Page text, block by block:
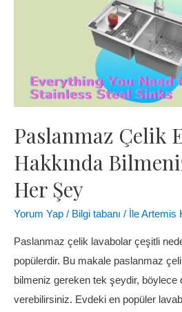
Paslanmaz Çelik
Hakkında
Her Şey
Yorum Yap / Bilgi tabanı / İleArtemis
Paslanmaz çelik lavabolar çeşitli
popülerdir. Bu makale paslanmaz
bilmeniz gereken tek şeydir, böylece
verebilirsiniz. Evdeki en popüler